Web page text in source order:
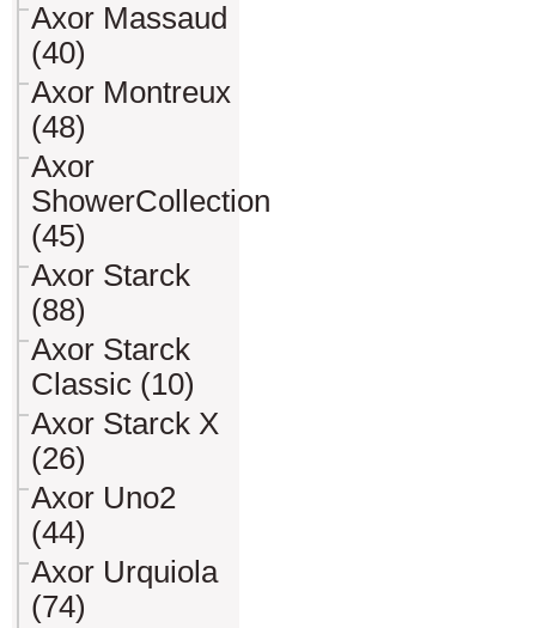
Axor Massaud
(40)
Axor Montreux
(48)
Axor
ShowerCollection
(45)
Axor Starck
(88)
Axor Starck
Classic (10)
Axor Starck X
(26)
Axor Uno2
(44)
Axor Urquiola
(74)